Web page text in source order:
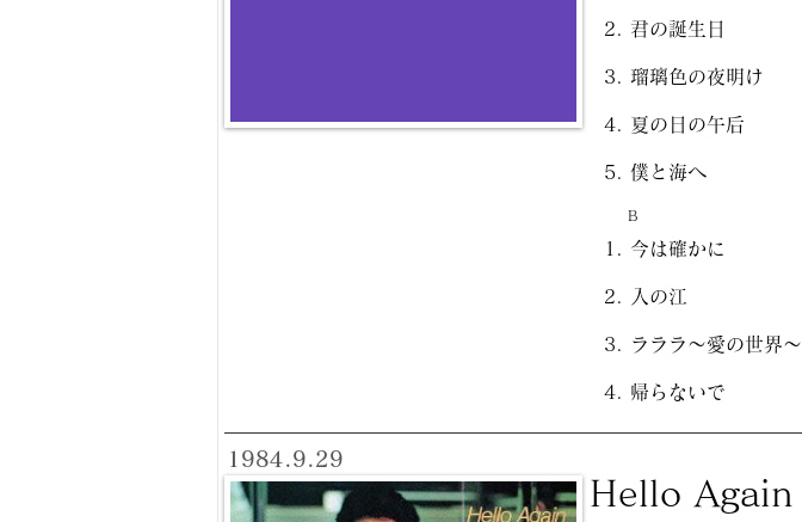
君の誕生日
瑠璃色の夜明け
夏の日の午后
僕と海へ
B
今は確かに
入の江
ラララ～愛の世界～
帰らないで
1984.9.29
Hello Again